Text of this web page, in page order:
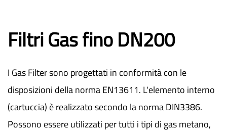
Filtri Gas fino DN200
I Gas Filter sono progettati in conformità con le
disposizioni della norma EN13611. L'elemento interno
(cartuccia) è realizzato secondo la norma DIN3386.
Possono essere utilizzati per tutti i tipi di gas metano,